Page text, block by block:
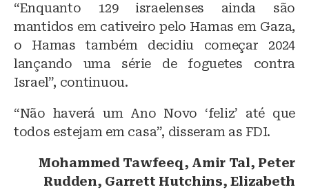
“Enquanto 129 israelenses ainda são
mantidos em cativeiro pelo Hamas em Gaza,
o Hamas também decidiu começar 2024
lançando uma série de foguetes contra
Israel”, continuou.
“Não haverá um Ano Novo ‘feliz’ até que
todos estejam em casa”, disseram as FDI.
Mohammed Tawfeeq, Amir Tal, Peter
Rudden, Garrett Hutchins, Elizabeth